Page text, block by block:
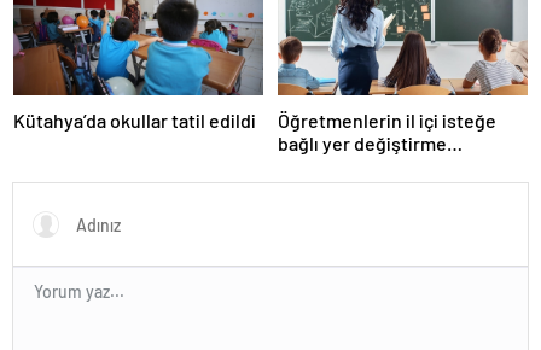
Kütahya’da okullar tatil edildi
Öğretmenlerin il içi isteğe
bağlı yer değiştirme